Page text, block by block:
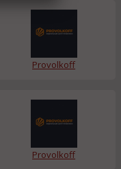
Provolkoff
Provolkoff